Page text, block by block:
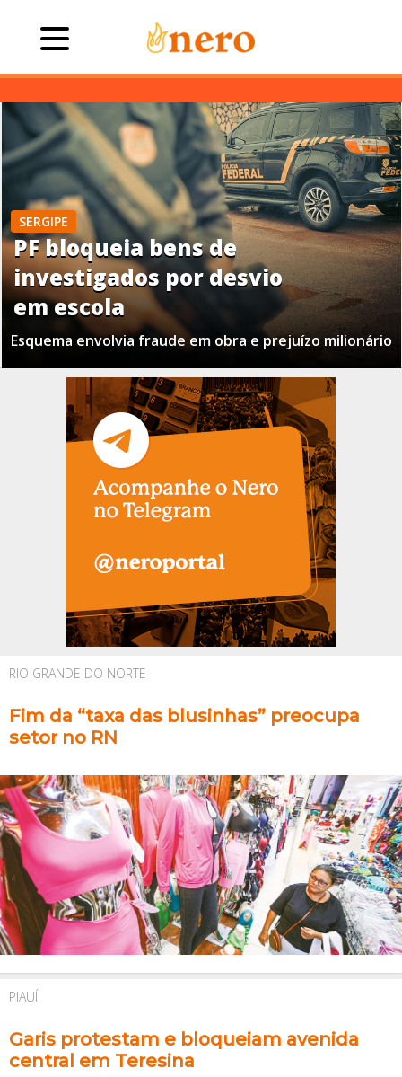
SERGIPE
PF bloqueia bens de
investigados por desvio
em escola
Esquema envolvia fraude em obra e prejuízo milionário
RIO GRANDE DO NORTE
Fim da “taxa das blusinhas” preocupa
setor no RN
PIAUÍ
Garis protestam e bloqueiam avenida
central em Teresina